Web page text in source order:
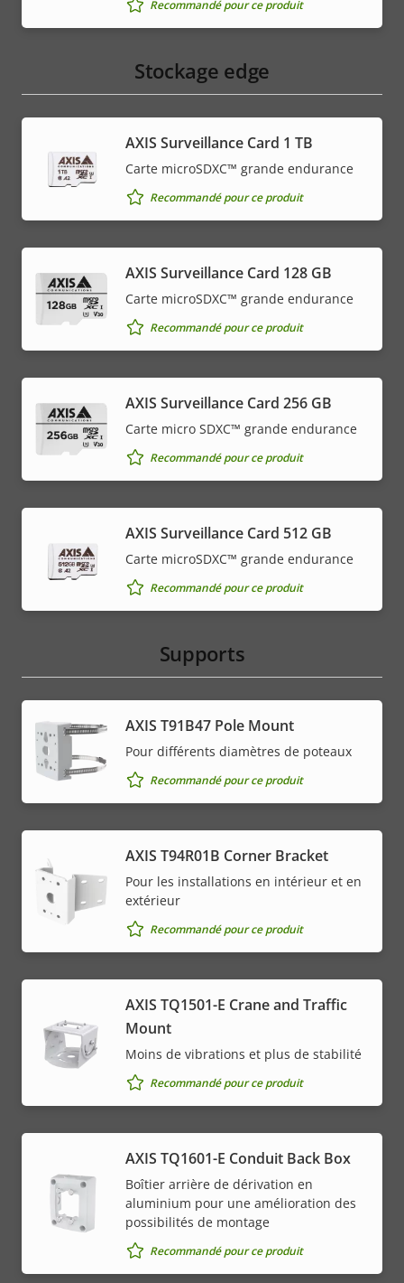
Recommandé pour ce produit
Stockage edge
AXIS Surveillance Card 1 TB
Carte microSDXC™ grande endurance
Recommandé pour ce produit
AXIS Surveillance Card 128 GB
Carte microSDXC™ grande endurance
Recommandé pour ce produit
AXIS Surveillance Card 256 GB
Carte micro SDXC™ grande endurance
Recommandé pour ce produit
AXIS Surveillance Card 512 GB
Carte microSDXC™ grande endurance
Recommandé pour ce produit
Supports
AXIS T91B47 Pole Mount
Pour différents diamètres de poteaux
Recommandé pour ce produit
AXIS T94R01B Corner Bracket
Pour les installations en intérieur et en
extérieur
Recommandé pour ce produit
AXIS TQ1501-E Crane and Traffic
Mount
Moins de vibrations et plus de stabilité
Recommandé pour ce produit
AXIS TQ1601-E Conduit Back Box
Boîtier arrière de dérivation en
aluminium pour une amélioration des
possibilités de montage
Recommandé pour ce produit